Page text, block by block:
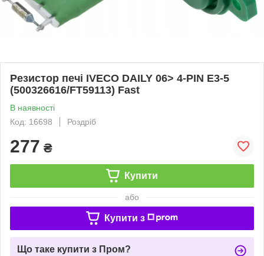
Резистор печі IVECO DAILY 06> 4-PIN E3-5
(500326616/FT59113) Fast
В наявності
Код: 16698
Роздріб
277 ₴
Купити
або
Купити з
Що таке купити з Пром?